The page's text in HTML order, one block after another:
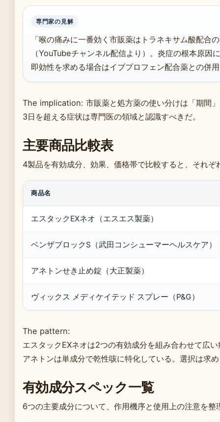
専門家の見解
「喉の痛みに一番効く市販薬はトラネキサム酸配合
（YouTubeチャンネル配信より）。炎症の根本原因
即効性を求める場合はイブプロフェン配合薬との併
The implication: 市販薬と処方薬の使い分けは「期間
3日を超える症状は専門医の領域と認識すべきだ。
主要商品比較表
4製品を有効成分、効果、価格帯で比較すると、それ
商品名
エスタックEXネオ（エスエス製薬）
ベンザブロックS（武田コンシューマーヘルスケア）
アネトンせき止め錠（大正製薬）
ヴィックス メディケイテッド スプレー（P&G）
The pattern:
エスタックEXネオは2つの有効成分を組み合わせて広
アネトンは単成分で乾性咳に特化している。選択は求
有効成分スペック一覧
6つの主要成分について、作用機序と使用上の注意を整